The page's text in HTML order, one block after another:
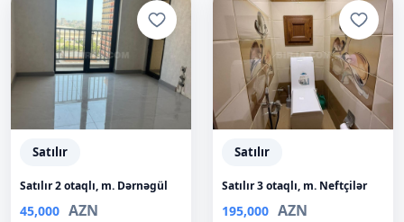
Satılır
Satılır 2 otaqlı, m. Dərnəgül
45,000 AZN
Satılır
Satılır 3 otaqlı, m. Neftçilər
195,000 AZN